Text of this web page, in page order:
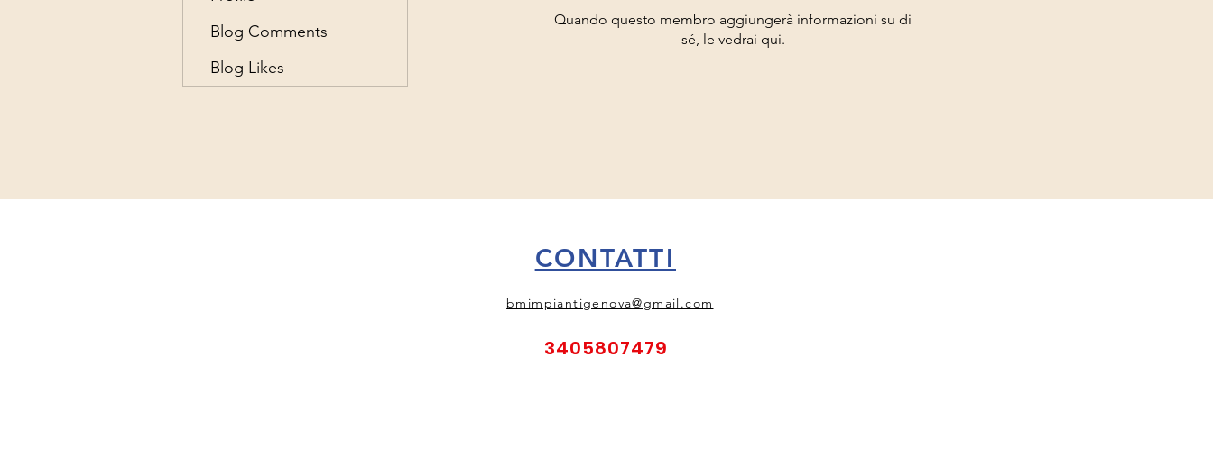
Quando questo membro aggiungerà informazioni su di
sé, le vedrai qui.
Blog Comments
Blog Likes
CONTATTI
bmimpiantigenova@gmail.com
3405807479